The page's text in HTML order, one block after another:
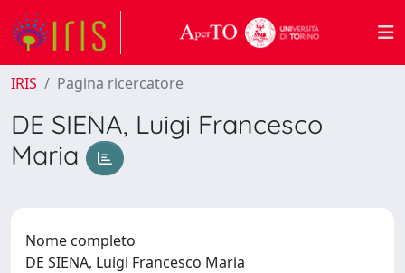
IRIS Pagina ricercatore
DE SIENA, Luigi Francesco
Maria
Nome completo
DE SIENA, Luigi Francesco Maria